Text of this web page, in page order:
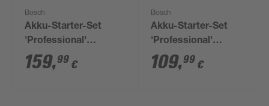
Bosch
Akku-Starter-Set
'Professional'
Ladegerät und 2 x
Akku 18 V, 4,0 Ah
159,99 €
Bosch
Akku-Starter-Set
'Professional'
Ladegerät und Akku
18 V, 4,0 Ah
109,99 €